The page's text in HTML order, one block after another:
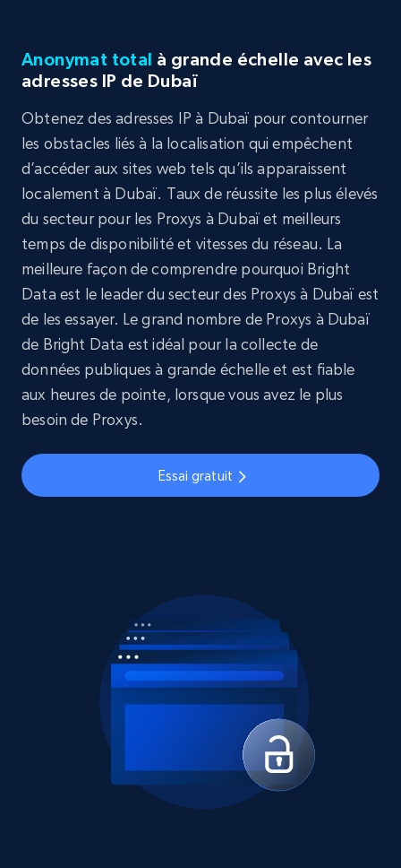
Anonymat total à grande échelle avec les
adresses IP de Dubaï
Obtenez des adresses IP à Dubaï pour contourner
les obstacles liés à la localisation qui empêchent
d’accéder aux sites web tels qu’ils apparaissent
localement à Dubaï. Taux de réussite les plus élevés
du secteur pour les Proxys à Dubaï et meilleurs
temps de disponibilité et vitesses du réseau. La
meilleure façon de comprendre pourquoi Bright
Data est le leader du secteur des Proxys à Dubaï est
de les essayer. Le grand nombre de Proxys à Dubaï
de Bright Data est idéal pour la collecte de
données publiques à grande échelle et est fiable
aux heures de pointe, lorsque vous avez le plus
besoin de Proxys.
Essai gratuit